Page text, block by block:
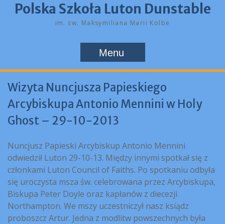
Polska Szkoła Luton Dunstable
im. św. Maksymiliana Marii Kolbe
Menu
Wizyta Nuncjusza Papieskiego
Arcybiskupa Antonio Mennini w Holy
Ghost – 29-10-2013
Nuncjusz Papieski Arcybiskup Antonio Mennini
odwiedził Luton 29-10-13. Między innymi spotkał się z
członkami Luton Council of Faiths. Po spotkaniu odbyła
się uroczysta msza św. celebrowana przez Arcybiskupa,
Biskupa Peter Doyle oraz kapłanów z diecezji
Northampton. We mszy uczestniczył nasz ksiądz
proboszcz Artur. Jedna z modlitw powszechnych była